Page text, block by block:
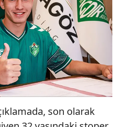
son olarak